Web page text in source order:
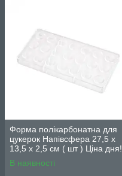
Форма полікарбонатна для
цукерок Напівсфера 27,5 х
13,5 х 2,5 см ( шт ) Ціна дня!
В наявності